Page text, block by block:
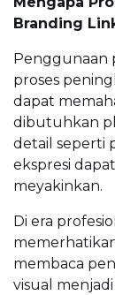
Branding
Penggunaan
proses
dapat
dibutuhkan
detail seperti
ekspresi
meyakinkan.
Di era
membaca
visual